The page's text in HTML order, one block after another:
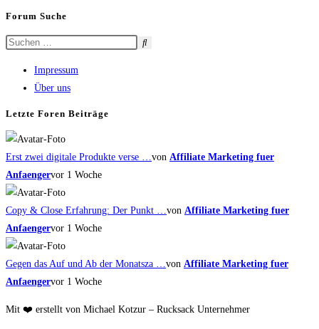
Forum Suche
Impressum
Über uns
Letzte Foren Beiträge
Erst zwei digitale Produkte verse …von Affiliate Marketing fuer
Anfaengervor 1 Woche
Copy & Close Erfahrung: Der Punkt …von Affiliate Marketing fuer
Anfaengervor 1 Woche
Gegen das Auf und Ab der Monatsza …von Affiliate Marketing fuer
Anfaengervor 1 Woche
Mit ❤️ erstellt von Michael Kotzur – Rucksack Unternehmer